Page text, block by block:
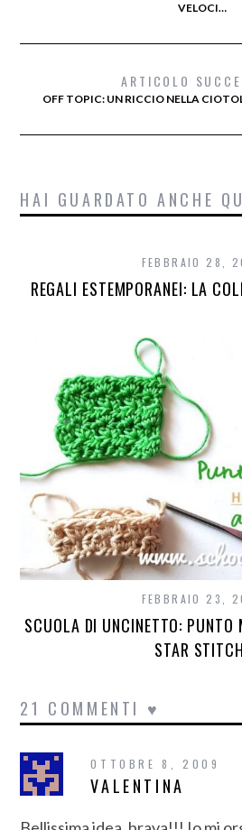
VELOCI…
ARTICOLO
OFF TOPIC: UN RICCIO NELLA
HAI GUARDATO ANCHE
FEBBRAIO 28,
REGALI ESTEMPORANEI: LA
FEBBRAIO 23,
SCUOLA DI UNCINETTO: PUNTO
STAR
21 COMMENTI ♥
OTTOBRE 8, 2009
VALENTINA